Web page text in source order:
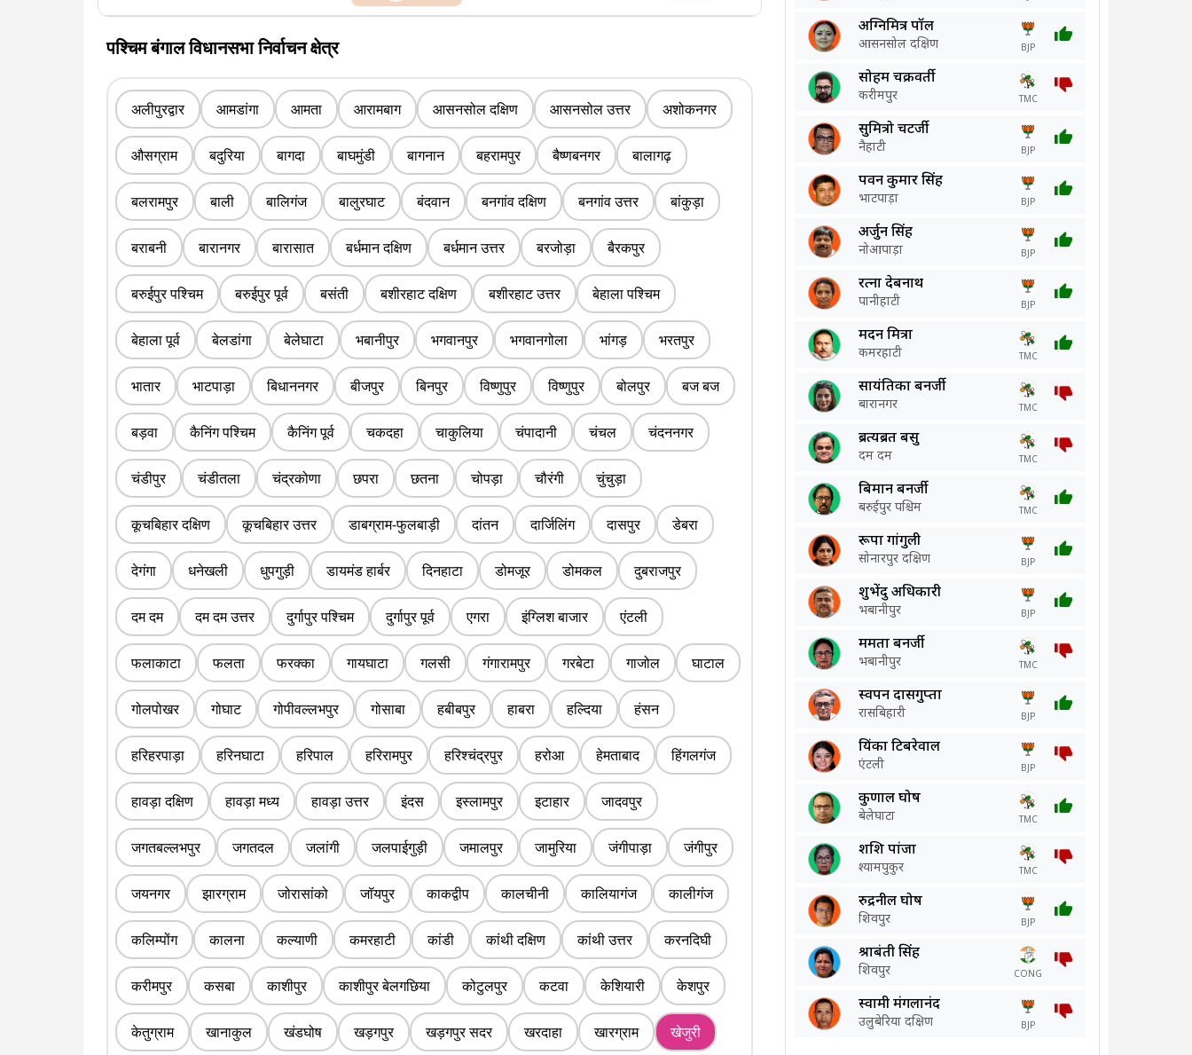
पश्चिम बंगाल विधानसभा निर्वाचन क्षेत्र
अलीपुरद्वार आमडांगा आमता आरामबाग आसनसोल दक्षिण आसनसोल उत्तर अशोकनगर
औसग्राम बदुरिया बागदा बाघमुंडी बागनान बहरामपुर बैष्णबनगर बालागढ़
बलरामपुर बाली बालिगंज बालुरघाट बंदवान बनगांव दक्षिण बनगांव उत्तर बांकुड़ा
बराबनी बारानगर बारासात बर्धमान दक्षिण बर्धमान उत्तर बरजोड़ा बैरकपुर
बरुईपुर पश्चिम बरुईपुर पूर्व बसंती बशीरहाट दक्षिण बशीरहाट उत्तर बेहाला पश्चिम
बेहाला पूर्व बेलडांगा बेलेघाटा भबानीपुर भगवानपुर भगवानगोला भांगड़ भरतपुर
भातार भाटपाड़ा बिधाननगर बीजपुर बिनपुर विष्णुपुर विष्णुपुर बोलपुर बज बज
बड़वा कैनिंग पश्चिम कैनिंग पूर्व चकदहा चाकुलिया चंपादानी चंचल चंदननगर
चंडीपुर चंडीतला चंद्रकोणा छपरा छतना चोपड़ा चौरंगी चुंचुड़ा
कूचबिहार दक्षिण कूचबिहार उत्तर डाबग्राम-फुलबाड़ी दांतन दार्जिलिंग दासपुर डेबरा
देगंगा धनेखली धुपगुड़ी डायमंड हार्बर दिनहाटा डोमजूर डोमकल दुबराजपुर
दम दम दम दम उत्तर दुर्गापुर पश्चिम दुर्गापुर पूर्व एगरा इंग्लिश बाजार एंटली
फलाकाटा फलता फरक्का गायघाटा गलसी गंगारामपुर गरबेटा गाजोल घाटाल
गोलपोखर गोघाट गोपीवल्लभपुर गोसाबा हबीबपुर हाबरा हल्दिया हंसन
हरिहरपाड़ा हरिनघाटा हरिपाल हरिरामपुर हरिश्चंद्रपुर हरोआ हेमताबाद हिंगलगंज
हावड़ा दक्षिण हावड़ा मध्य हावड़ा उत्तर इंदस इस्लामपुर इटाहार जादवपुर
जगतबल्लभपुर जगतदल जलांगी जलपाईगुड़ी जमालपुर जामुरिया जंगीपाड़ा जंगीपुर
जयनगर झारग्राम जोरासांको जॉयपुर काकद्वीप कालचीनी कालियागंज कालीगंज
कलिम्पोंग कालना कल्याणी कमरहाटी कांडी कांथी दक्षिण कांथी उत्तर करनदिघी
करीमपुर कसबा काशीपुर काशीपुर बेलगछिया कोटुलपुर कटवा केशियारी केशपुर
केतुग्राम खानाकुल खंडघोष खड़गपुर खड़गपुर सदर खरदाहा खारग्राम खेजुरी